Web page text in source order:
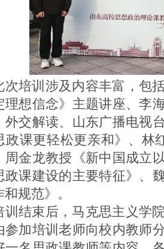
训涉及内容丰富，包括
理想信念》主题讲座、李
外交解读、山东广播电视
政课更轻松更亲和》、林
周金龙教授《新中国成立
政课建设的主要特征》、
规范》。
束后，马克思主义学院
参加培训老师向校内教师